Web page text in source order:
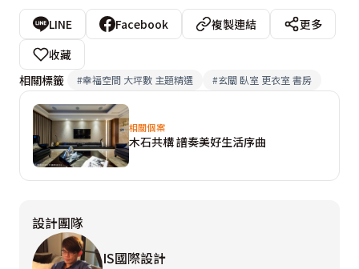
LINE Facebook 複製連結
更多
收藏
相關標籤
#幸福空間 大坪數 主題精選 #玄關 臥室 更衣室 書房
相關個案
木石共構 譜奏美好生活序曲
設計團隊
IS國際設計